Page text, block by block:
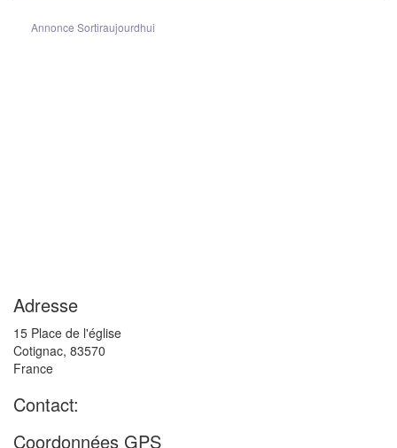
Annonce Sortiraujourdhui
Adresse
15 Place de l'église
Cotignac, 83570
France
Contact:
Coordonnées GPS